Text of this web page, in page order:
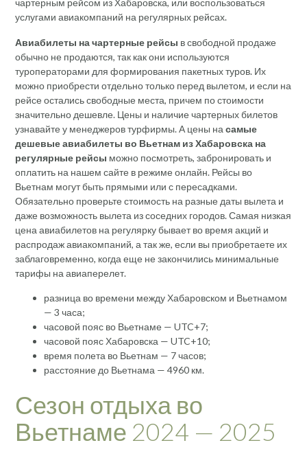
чартерным рейсом из Хабаровска, или воспользоваться
услугами авиакомпаний на регулярных рейсах.
Авиабилеты на чартерные рейсы в свободной продаже
обычно не продаются, так как они используются
туроператорами для формирования пакетных туров. Их
можно приобрести отдельно только перед вылетом, и если на
рейсе остались свободные места, причем по стоимости
значительно дешевле. Цены и наличие чартерных билетов
узнавайте у менеджеров турфирмы. А цены на самые
дешевые авиабилеты во Вьетнам из Хабаровска на
регулярные рейсы можно посмотреть, забронировать и
оплатить на нашем сайте в режиме онлайн. Рейсы во
Вьетнам могут быть прямыми или с пересадками.
Обязательно проверьте стоимость на разные даты вылета и
даже возможность вылета из соседних городов. Самая низкая
цена авиабилетов на регулярку бывает во время акций и
распродаж авиакомпаний, а так же, если вы приобретаете их
заблаговременно, когда еще не закончились минимальные
тарифы на авиаперелет.
разница во времени между Хабаровском и Вьетнамом
— 3 часа;
часовой пояс во Вьетнаме — UTC+7;
часовой пояс Хабаровска — UTC+10;
время полета во Вьетнам — 7 часов;
расстояние до Вьетнама — 4960 км.
Сезон отдыха во
Вьетнаме 2024 — 2025